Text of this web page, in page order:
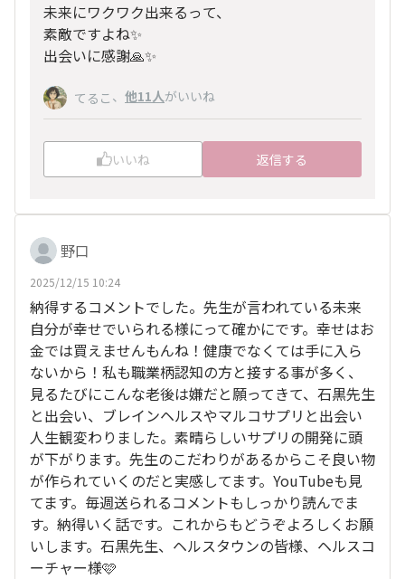
未来にワクワク出来るって、
素敵ですよね✨️
出会いに感謝🙏✨
てるこ 、 他11人がいいね
いいね 返信する
野口
2025/12/15 10:24
納得するコメントでした。先生が言われている未来
自分が幸せでいられる様にって確かにです。幸せはお
金では買えませんもんね！健康でなくては手に入ら
ないから！私も職業柄認知の方と接する事が多く、
見るたびにこんな老後は嫌だと願ってきて、石黒先生
と出会い、ブレインヘルスやマルコサプリと出会い
人生観変わりました。素晴らしいサプリの開発に頭
が下がります。先生のこだわりがあるからこそ良い物
が作られていくのだと実感してます。YouTubeも見
てます。毎週送られるコメントもしっかり読んでま
す。納得いく話です。これからもどうぞよろしくお願
いします。石黒先生、ヘルスタウンの皆様、ヘルスコ
ーチャー様🩷